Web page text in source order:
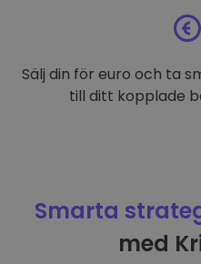
Sälj din för euro och ta
till ditt kopplade
Smarta
med